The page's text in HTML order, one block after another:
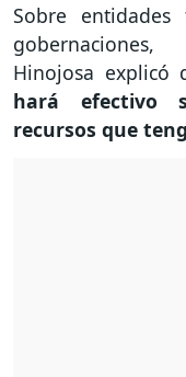
Sobre entidades
Hinojosa explicó
hará efectivo
recursos que